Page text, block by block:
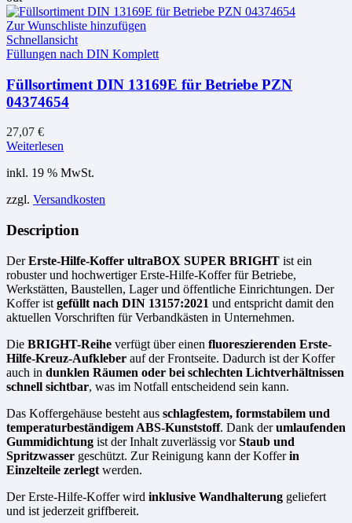
können
auf
Produktseite
werden
Zur Wunschliste hinzufügen
Schnellansicht
Füllungen nach DIN Komplett
Füllsortiment DIN 13169E für Betriebe PZN
04374654
27,07 €
Weiterlesen
inkl. 19 % MwSt.
zzgl. Versandkosten
Description
DerErste-Hilfe-Koffer ultraBOX SUPER BRIGHT ist ein
robuster und hochwertiger Erste-Hilfe-Koffer für Betriebe,
Werkstätten, Baustellen, Lager und öffentliche Einrichtungen. Der
Koffer ist gefüllt nach DIN 13157:2021 und entspricht damit den
aktuellen Vorschriften für Verbandkästen in Unternehmen.
Die BRIGHT-Reihe verfügt über einen fluoreszierenden Erste-
Hilfe-Kreuz-Aufkleber auf der Frontseite. Dadurch ist der Koffer
auch in dunklen Räumen oder bei schlechten Lichtverhältnissen
schnell sichtbar, was im Notfall entscheidend sein kann.
Das Koffergehäuse besteht aus schlagfestem, formstabilem und
temperaturbeständigem ABS-Kunststoff. Dank derumlaufenden
Gummidichtung ist der Inhalt zuverlässig vorStaub und
Spritzwasser geschützt. Zur Reinigung kann der Kofferin
Einzelteile zerlegt werden.
Der Erste-Hilfe-Koffer wird inklusive Wandhalterung geliefert
und ist jederzeit griffbereit.